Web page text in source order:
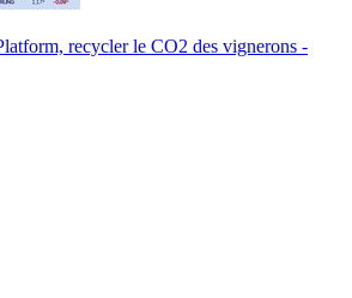
recycler le CO2 des vignerons -